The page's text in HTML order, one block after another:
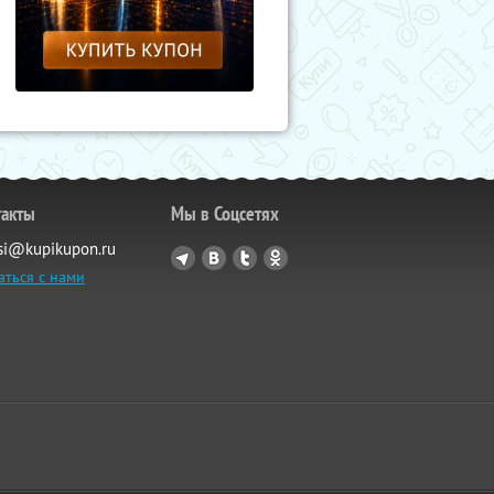
с нами
Мы в Соцсетях